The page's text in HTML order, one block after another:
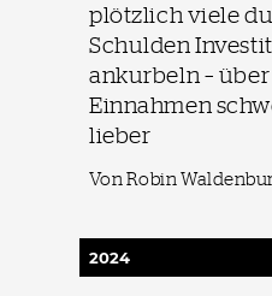
plötzlich viele
Schulden
ankurbeln –
Einnahmen
lieber
Von Robin
2024